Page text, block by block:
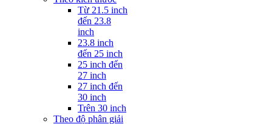
Từ 21.5 inch
đến 23.8
inch
23.8 inch
đến 25 inch
25 inch đến
27 inch
27 inch đến
30 inch
Trên 30 inch
Theo độ phân giải